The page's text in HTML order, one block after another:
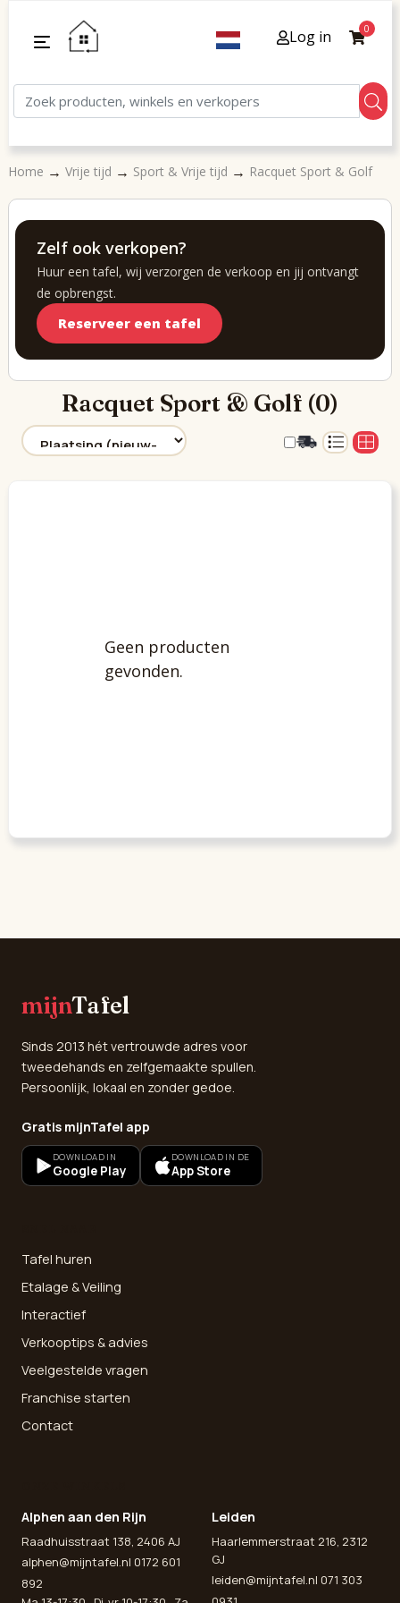
Log in 0
Home → Vrije tijd → Sport & Vrije tijd → Racquet Sport & Golf
Zelf ook verkopen?
Huur een tafel, wij verzorgen de verkoop en jij ontvangt
de opbrengst.
Reserveer een tafel
Racquet Sport & Golf (0)
Geen producten
gevonden.
mijnTafel
Sinds 2013 hét vertrouwde adres voor
tweedehands en zelfgemaakte spullen.
Persoonlijk, lokaal en zonder gedoe.
Gratis mijnTafel app
DOWNLOAD IN
Google Play
DOWNLOAD IN DE
App Store
Tafel huren
Etalage & Veiling
Interactief
Verkooptips & advies
Veelgestelde vragen
Franchise starten
Contact
Alphen aan den Rijn
Raadhuisstraat 138, 2406 AJ
alphen@mijntafel.nl 0172 601
892
Leiden
Haarlemmerstraat 216, 2312
GJ
leiden@mijntafel.nl 071 303